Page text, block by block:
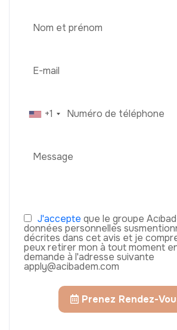
+1
J'accepte que le groupe
données personnelles
décrites dans cet avis et je
peux retirer mon à tout moment
demande à l'adresse suivante
apply@acibadem.com
Prenez Rendez-